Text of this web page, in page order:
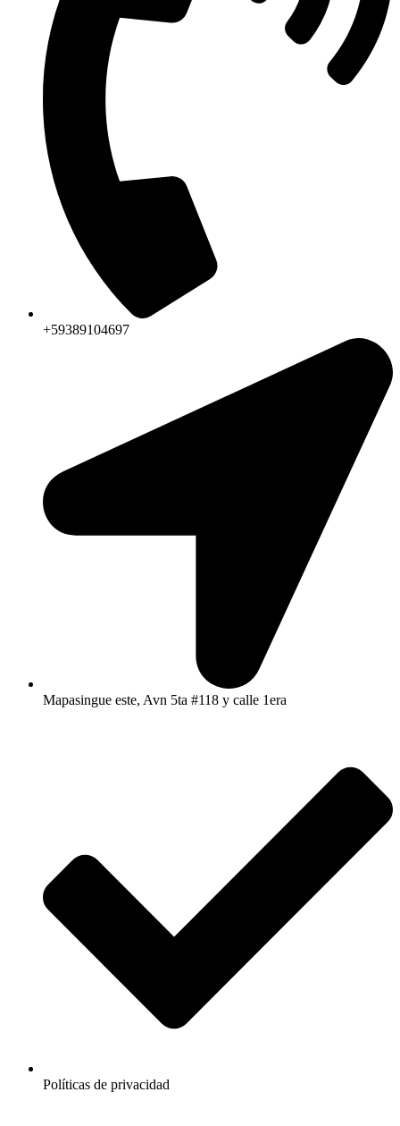
+59389104697
Mapasingue este, Avn 5ta #118 y calle 1era
Políticas de privacidad